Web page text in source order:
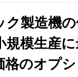
ク製造機
規模生産
格のオプ